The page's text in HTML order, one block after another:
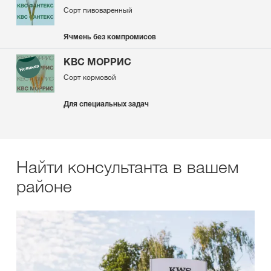
Сорт пивоваренный
Ячмень без компромисов
KBC МОРРИС
Сорт кормовой
Для специальных задач
Найти консультанта в вашем
районе